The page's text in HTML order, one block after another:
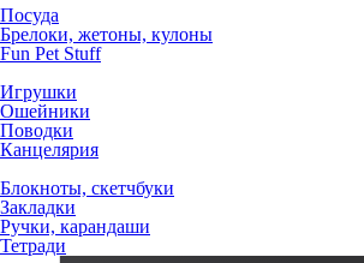
Посуда
Брелоки, жетоны, кулоны
Fun Pet Stuff
Игрушки
Ошейники
Поводки
Канцелярия
Блокноты, скетчбуки
Закладки
Ручки, карандаши
Тетради